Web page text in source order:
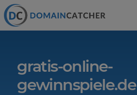
gratis-online-
gewinnspiele.de